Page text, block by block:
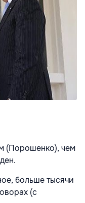
(Порошенко), чем
больше тысячи
(с